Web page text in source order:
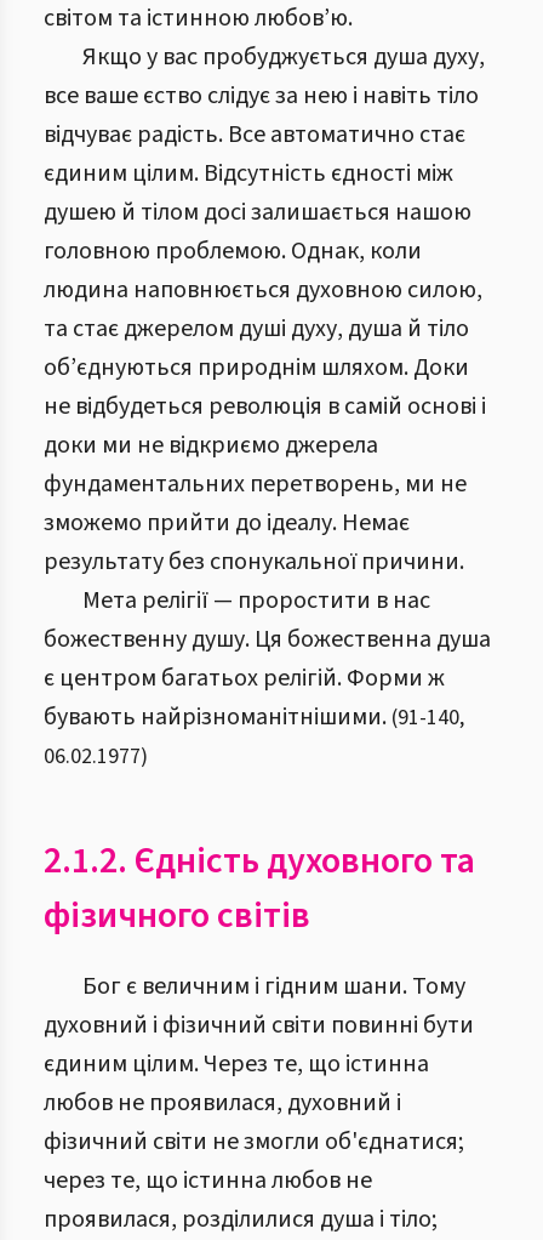
світом та істинною любов’ю.
Якщо у вас пробуджується душа духу,
все ваше єство слідує за нею і навіть тіло
відчуває радість. Все автоматично стає
єдиним цілим. Відсутність єдності між
душею й тілом досі залишається нашою
головною проблемою. Однак, коли
людина наповнюється духовною силою,
та стає джерелом душі духу, душа й тіло
об’єднуються природнім шляхом. Доки
не відбудеться революція в самій основі і
доки ми не відкриємо джерела
фундаментальних перетворень, ми не
зможемо прийти до ідеалу. Немає
результату без спонукальної причини.
Мета релігії — проростити в нас
божественну душу. Ця божественна душа
є центром багатьох релігій. Форми ж
бувають найрізноманітнішими. (91-140,
06.02.1977)
2.1.2. Єдність духовного та
фізичного світів
Бог є величним і гідним шани. Тому
духовний і фізичний світи повинні бути
єдиним цілим. Через те, що істинна
любов не проявилася, духовний і
фізичний світи не змогли об'єднатися;
через те, що істинна любов не
проявилася, розділилися душа і тіло;